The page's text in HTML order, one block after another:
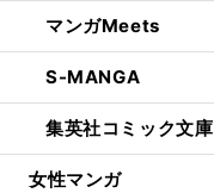
マンガMeets
S-MANGA
集英社コミック文庫
女性マンガ